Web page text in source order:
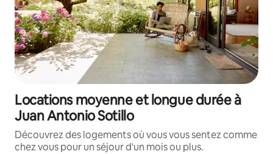
Locations moyenne et longue durée à
Juan Antonio Sotillo
Découvrez des logements où vous vous sentez comme
chez vous pour un séjour d'un mois ou plus.